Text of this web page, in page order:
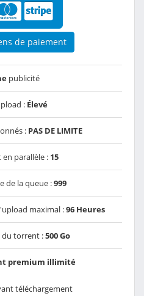
de paiement
publicité
: Élevé
: PAS DE LIMITE
parallèle : 15
de la queue :999
maximal :96 Heures
du torrent :500 Go
premium illimité
téléchargement